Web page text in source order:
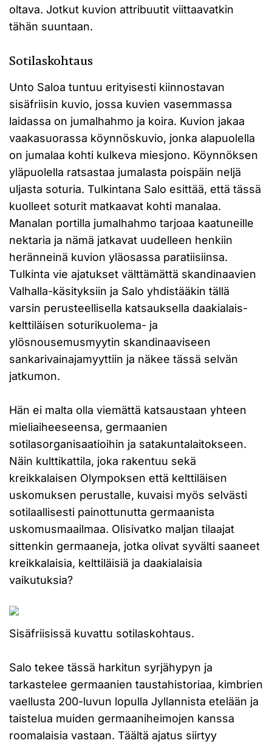
oltava. Jotkut kuvion attribuutit viittaavatkin
tähän suuntaan.
Sotilaskohtaus
Unto Saloa tuntuu erityisesti kiinnostavan
sisäfriisin kuvio, jossa kuvien vasemmassa
laidassa on jumalhahmo ja koira. Kuvion jakaa
vaakasuorassa köynnöskuvio, jonka alapuolella
on jumalaa kohti kulkeva miesjono. Köynnöksen
yläpuolella ratsastaa jumalasta poispäin neljä
uljasta soturia. Tulkintana Salo esittää, että tässä
kuolleet soturit matkaavat kohti manalaa.
Manalan portilla jumalhahmo tarjoaa kaatuneille
nektaria ja nämä jatkavat uudelleen henkiin
heränneinä kuvion yläosassa paratiisiinsa.
Tulkinta vie ajatukset välttämättä skandinaavien
Valhalla-käsityksiin ja Salo yhdistääkin tällä
varsin perusteellisella katsauksella daakialais-
kelttiläisen soturikuolema- ja
ylösnousemusmyytin skandinaaviseen
sankarivainajamyyttiin ja näkee tässä selvän
jatkumon.
Hän ei malta olla viemättä katsaustaan yhteen
mieliaiheeseensa, germaanien
sotilasorganisaatioihin ja satakuntalaitokseen.
Näin kulttikattila, joka rakentuu sekä
kreikkalaisen Olympoksen että kelttiläisen
uskomuksen perustalle, kuvaisi myös selvästi
sotilaallisesti painottunutta germaanista
uskomusmaailmaa. Olisivatko maljan tilaajat
sittenkin germaaneja, jotka olivat syvälti saaneet
kreikkalaisia, kelttiläisiä ja daakialaisia
vaikutuksia?
Sisäfriisissä kuvattu sotilaskohtaus.
Salo tekee tässä harkitun syrjähypyn ja
tarkastelee germaanien taustahistoriaa, kimbrien
vaellusta 200-luvun lopulla Jyllannista etelään ja
taistelua muiden germaaniheimojen kanssa
roomalaisia vastaan. Täältä ajatus siirtyy